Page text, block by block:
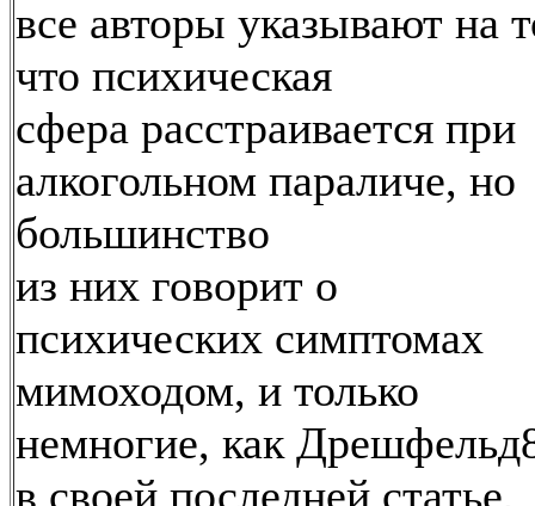
все авторы указывают на
что психическая
сфера расстраивается при
алкогольном параличе, но
большинство
из них говорит о
психических симптомах
мимоходом, и только
немногие, как
в своей последней статье,